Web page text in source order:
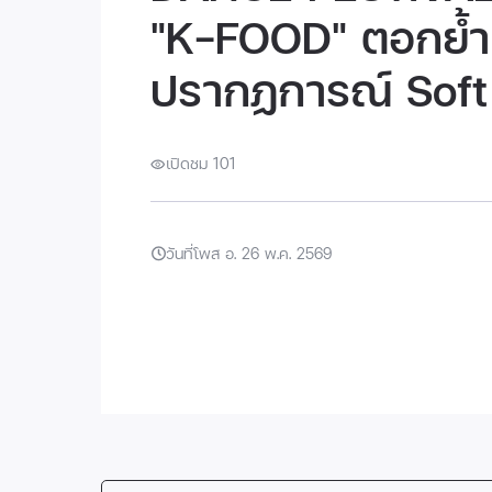
"K-FOOD" ตอก
ปรากฏการณ์
เปิดชม 101
วันที่โพส อ. 26 พ.ค. 2569